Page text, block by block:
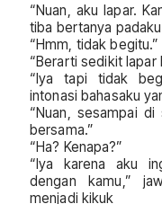
“Nuan, aku lapar.
tiba bertanya padaku
“Hmm, tidak begitu.”
“Berarti sedikit lapar
“Iya tapi tidak
intonasi bahasaku
“Nuan, sesampai
bersama.”
“Ha? Kenapa?”
“Iya karena aku
dengan kamu,”
menjadi kikuk